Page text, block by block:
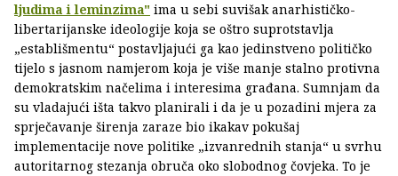
ljudima i leminzima" ima u sebi suvišak anarhističko-
libertarijanske ideologije koja se oštro suprotstavlja
„establišmentu“ postavljajući ga kao jedinstveno političko
tijelo s jasnom namjerom koja je više manje stalno protivna
demokratskim načelima i interesima građana. Sumnjam da
su vladajući išta takvo planirali i da je u pozadini mjera za
sprječavanje širenja zaraze bio ikakav pokušaj
implementacije nove politike „izvanrednih stanja“ u svrhu
autoritarnog stezanja obruča oko slobodnog čovjeka. To je